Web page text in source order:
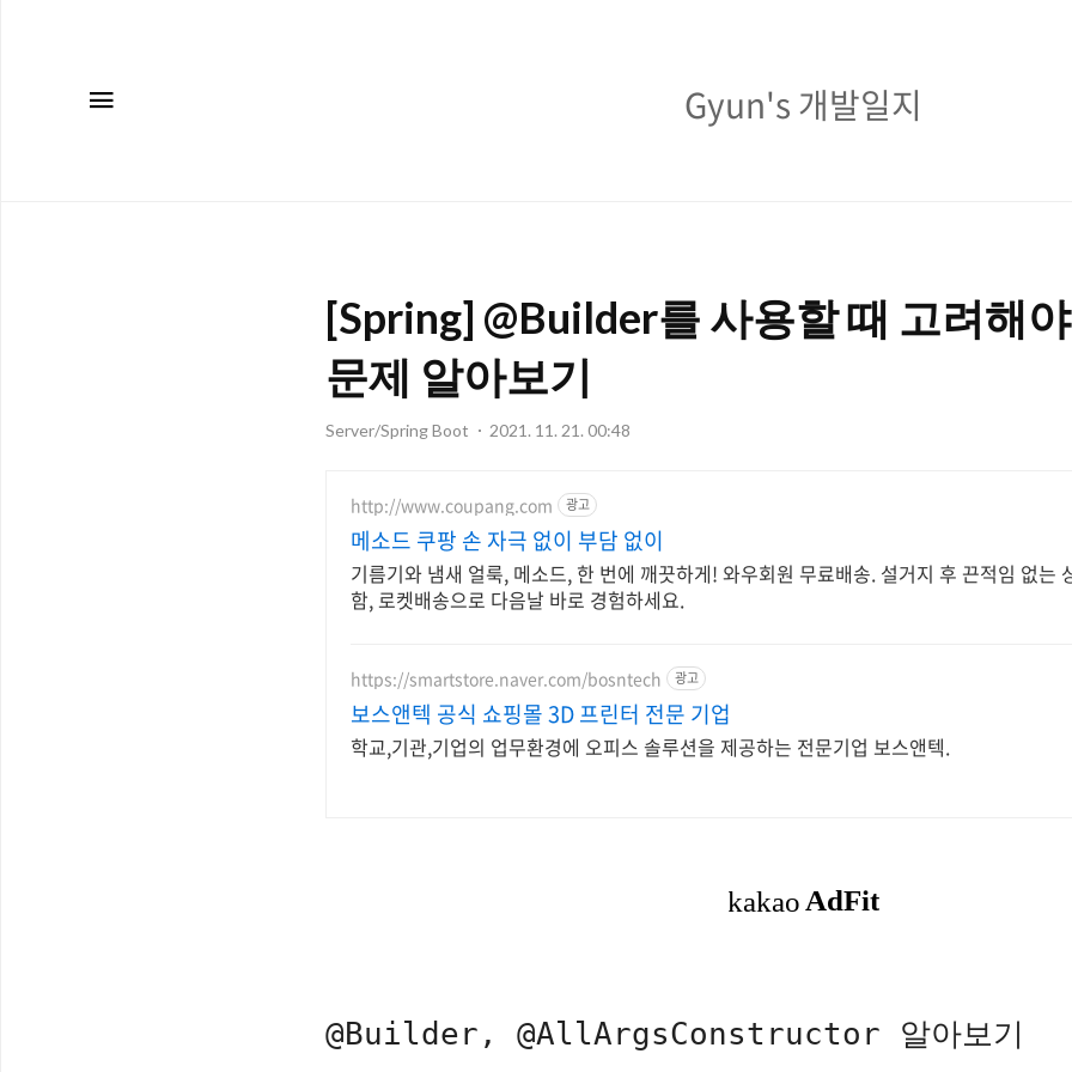
개
Gyun's 개발일지
[Spring] @Builder를 사용할 때 고려해
문제 알아보기
Server/Spring Boot 2021. 11. 21. 00:48
http://www.coupang.com 광고
메소드 쿠팡 손 자극 없이 부담 없이
기름기와 냄새 얼룩, 메소드, 한 번에 깨끗하게! 와우회원 무료배송. 설거지 후 끈적임 없는
함, 로켓배송으로 다음날 바로 경험하세요.
https://smartstore.naver.com/bosntech 광고
보스앤텍 공식 쇼핑몰 3D 프린터 전문 기업
학교,기관,기업의 업무환경에 오피스 솔루션을 제공하는 전문기업 보스앤텍.
@Builder, @AllArgsConstructor 알아보기